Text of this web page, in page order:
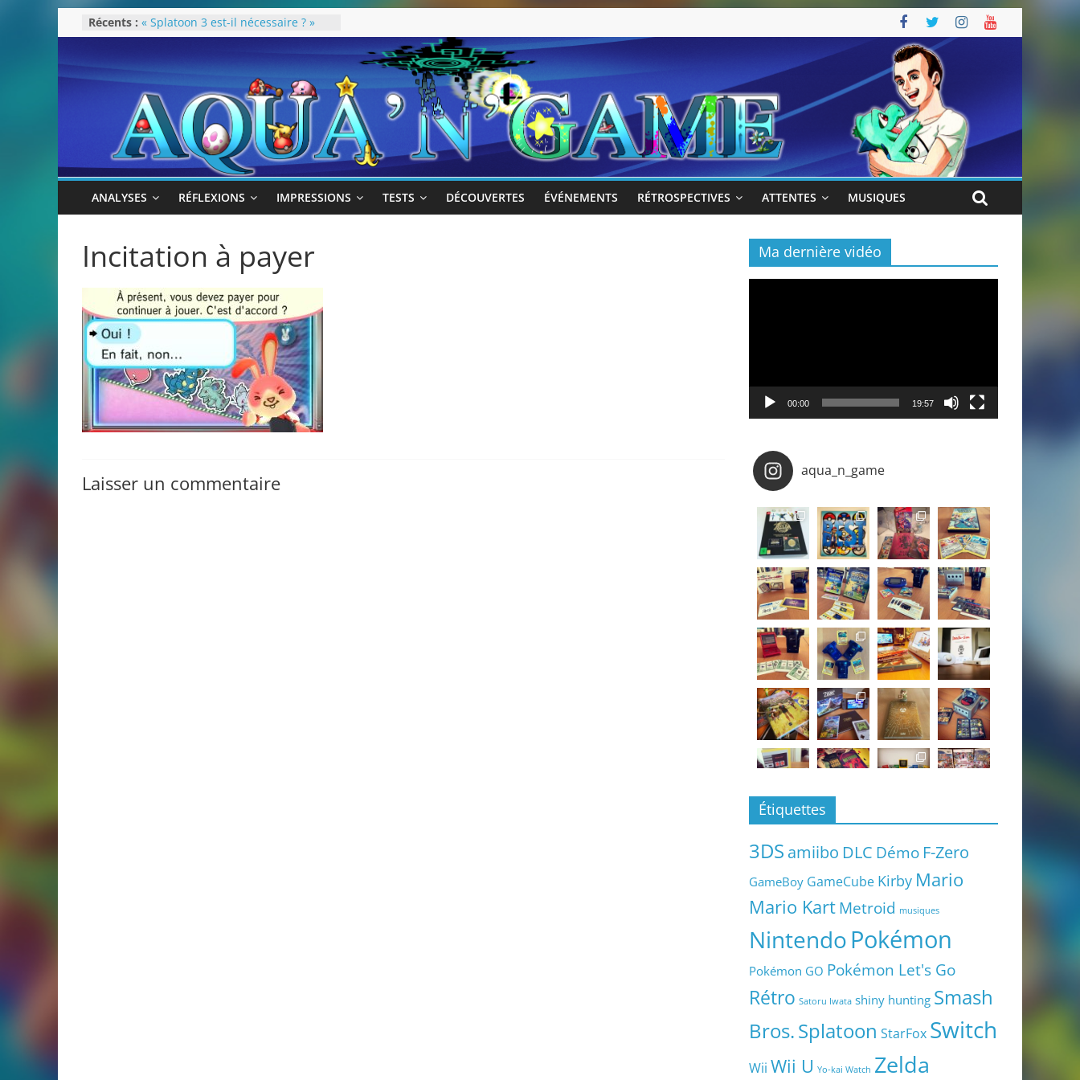
Passer
au
Récents : « Splatoon 3 est-il nécessaire ? »
« Dans les coulisses des JV Harry
Pokémon Écarlate : ceci est une
révolution (ou pas) !
Attentes 2023
Rétrospective 2022
ANALYSES RÉFLEXIONS IMPRESSIONS TESTS DÉCOUVERTES ÉVÉNEMENTS RÉTROSPECTIVES ATTENTES MUSIQUES
Incitation à payer
Laisser un commentaire
Ma dernière vidéo
00:00 19:57
aqua_n_game
Étiquettes
3DS amiibo DLC Démo F-Zero
GameBoy GameCube Kirby Mario
Mario KartMetroid musiques
NintendoPokémon
Pokémon GO Pokémon Let's Go
Rétro Satoru Iwata shiny hunting Smash
Bros.Splatoon StarFox Switch
Wii Wii U Yo-kai Watch Zelda